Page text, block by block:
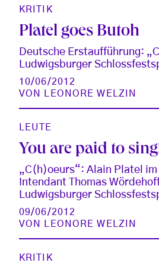
KRITIK
Platel goes Butoh
Deutsche Erstaufführung:
Ludwigsburger
10/06/2012
VON
LEONORE WELZIN
LEUTE
You are paid to
„C(h)oeurs“: Alain Platel
Intendant Thomas
Ludwigsburger
09/06/2012
VON
LEONORE WELZIN
KRITIK